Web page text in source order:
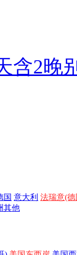
含2晚
国 意大利 法瑞意(德
其他